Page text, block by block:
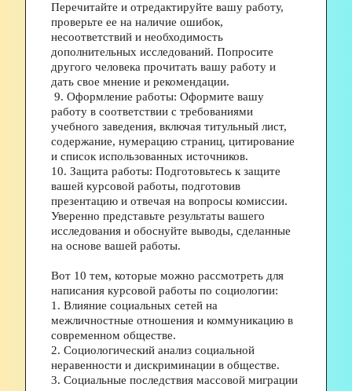
Перечитайте и отредактируйте вашу работу,
проверьте ее на наличие ошибок,
несоответствий и необходимость
дополнительных исследований. Попросите
другого человека прочитать вашу работу и
дать свое мнение и рекомендации.
9. Оформление работы: Оформите вашу
работу в соответствии с требованиями
учебного заведения, включая титульный лист,
содержание, нумерацию страниц, цитирование
и список использованных источников.
10. Защита работы: Подготовьтесь к защите
вашей курсовой работы, подготовив
презентацию и отвечая на вопросы комиссии.
Уверенно представьте результаты вашего
исследования и обоснуйте выводы, сделанные
на основе вашей работы.
Вот 10 тем, которые можно рассмотреть для
написания курсовой работы по социологии:
1. Влияние социальных сетей на
межличностные отношения и коммуникацию в
современном обществе.
2. Социологический анализ социальной
неравенности и дискриминации в обществе.
3. Социальные последствия массовой миграции